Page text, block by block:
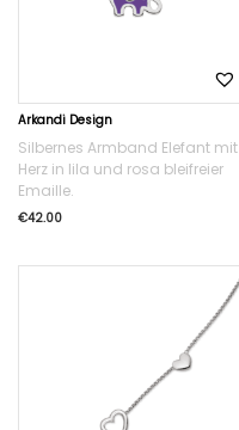
Arkandi Design
Silbernes Armband Elefant mit
Herz in lila und rosa bleifreier
Emaille.
€42.00